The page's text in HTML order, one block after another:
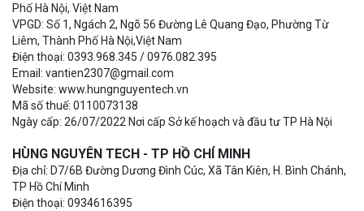
Phố Hà Nội, Việt Nam
VPGD: Số 1, Ngách 2, Ngõ 56 Đường Lê Quang Đạo, Phường Từ
Liêm, Thành Phố Hà Nội,Việt Nam
Điện thoại: 0393.968.345 / 0976.082.395
Email: vantien2307@gmail.com
Website: www.hungnguyentech.vn
Mã số thuế: 0110073138
Ngày cấp: 26/07/2022 Nơi cấp Sở kế hoạch và đầu tư TP Hà Nội
HÙNG NGUYÊN TECH - TP HỒ CHÍ MINH
Địa chỉ: D7/6B Đường Dương Đình Cúc, Xã Tân Kiên, H. Bình Chánh,
TP Hồ Chí Minh
Điện thoại: 0934616395